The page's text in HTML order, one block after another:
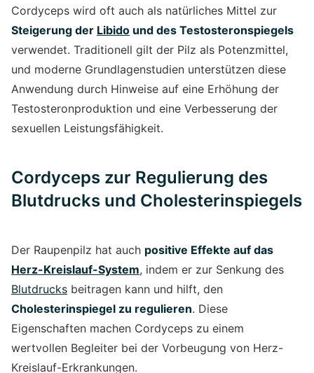
Cordyceps wird oft auch als natürliches Mittel zur
Steigerung der Libido und des Testosteronspiegels
verwendet. Traditionell gilt der Pilz als Potenzmittel,
und moderne Grundlagenstudien unterstützen diese
Anwendung durch Hinweise auf eine Erhöhung der
Testosteronproduktion und eine Verbesserung der
sexuellen Leistungsfähigkeit.
Cordyceps zur Regulierung des
Blutdrucks und Cholesterinspiegels
Der Raupenpilz hat auch positive Effekte auf das
Herz-Kreislauf-System, indem er zur Senkung des
Blutdrucks beitragen kann und hilft, den
Cholesterinspiegel zu regulieren. Diese
Eigenschaften machen Cordyceps zu einem
wertvollen Begleiter bei der Vorbeugung von Herz-
Kreislauf-Erkrankungen.